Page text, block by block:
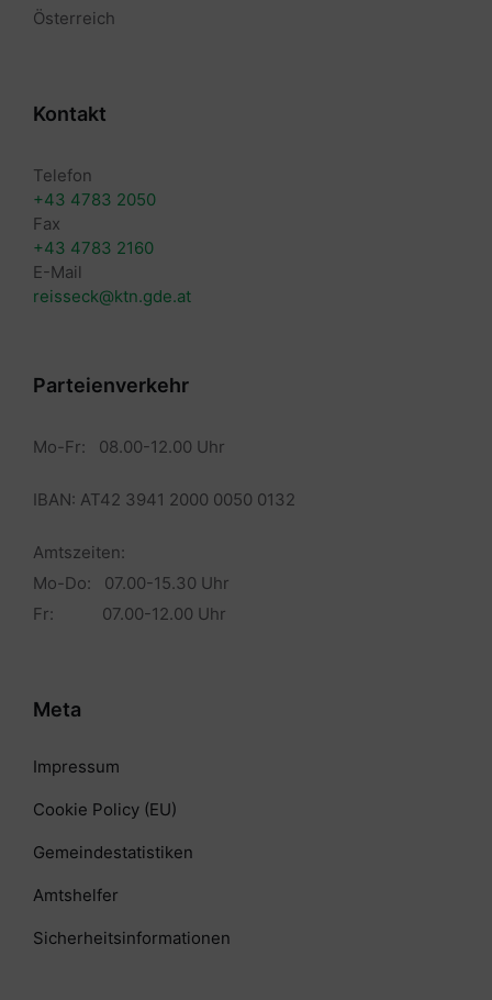
Österreich
Kontakt
Telefon
+43 4783 2050
Fax
+43 4783 2160
E-Mail
reisseck@ktn.gde.at
Parteienverkehr
Mo-Fr: 08.00-12.00 Uhr
IBAN: AT42 3941 2000 0050 0132
Amtszeiten:
Mo-Do: 07.00-15.30 Uhr
Fr: 07.00-12.00 Uhr
Meta
Impressum
Cookie Policy (EU)
Gemeindestatistiken
Amtshelfer
Sicherheitsinformationen